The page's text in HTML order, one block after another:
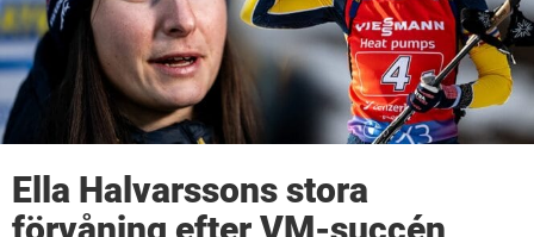
Ella Halvarssons stora